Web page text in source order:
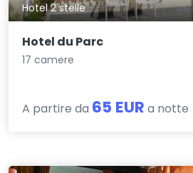
Hotel 2 stelle
Hotel du Parc
17 camere
A partire da 65 EUR a notte